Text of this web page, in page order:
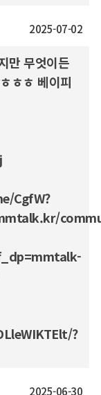
2025-07-02
만 무엇이든
ㅎㅎ 베이피
CgfW?
?
2025-06-30